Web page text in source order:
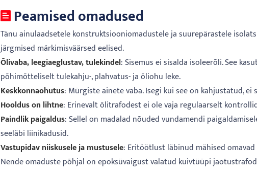
Peamised omadused
Tänu ainulaadsetele konstruktsiooniomadustele ja suurepärastele
järgmised märkimisväärsed eelised.
Õlivaba, leegiaeglustav, tulekindel: Sisemus ei sisalda isoleerõli. See
põhimõtteliselt tulekahju-, plahvatus- ja õliohu leke.
Keskkonnaohutus: Mürgiste ainete vaba. Isegi kui see on kahjustatud, ei
Hooldus on lihtne: Erinevalt õlitrafodest ei ole vaja regulaarselt
Paindlik paigaldus: Sellel on madalad nõuded vundamendi
seeläbi liinikadusid.
Vastupidav niiskusele ja mustusele: Eritöötlust läbinud mähised
Nende omaduste põhjal on epoksüvaigust valatud kuivtüüpi